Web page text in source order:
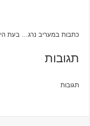
‫כתבות במעריב נרג… בעת
תגובות
תגובות